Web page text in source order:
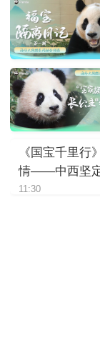
《国宝千里行
情——中西坚
11:30